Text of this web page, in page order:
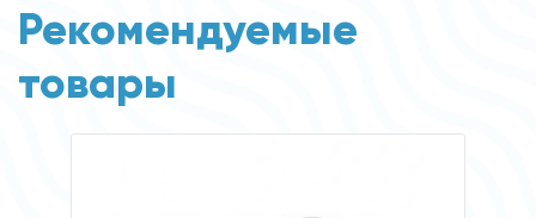
Рекомендуемые
товары